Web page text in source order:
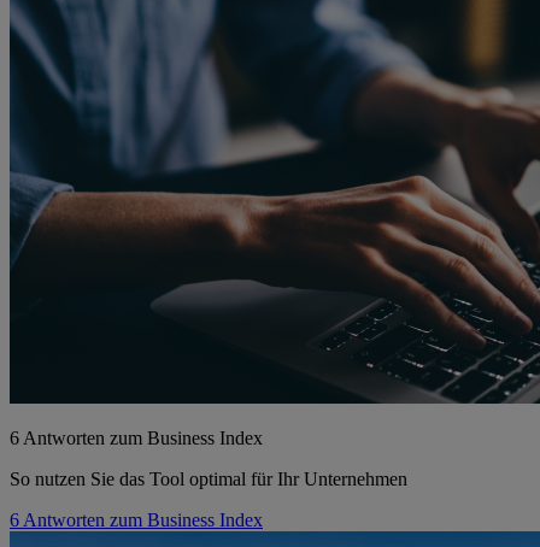
6 Antworten zum Business Index
So nutzen Sie das Tool optimal für Ihr Unternehmen
6 Antworten zum Business Index